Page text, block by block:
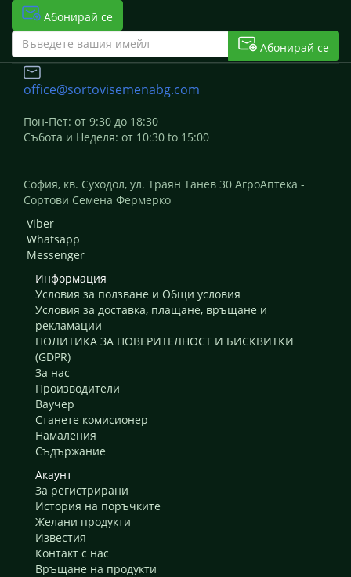
Абонирай се
Абонирай се
office@sortovisemenabg.com
Пон-Пет: от 9:30 до 18:30
Събота и Неделя: от 10:30 to 15:00
София, кв. Суходол, ул. Траян Танев 30 АгроАптека -
Сортови Семена Фермерко
Viber
Whatsapp
Messenger
Информация
Условия за ползване и Общи условия
Условия за доставка, плащане, връщане и
рекламации
ПОЛИТИКА ЗА ПОВЕРИТЕЛНОСТ И БИСКВИТКИ
(GDPR)
За нас
Производители
Ваучер
Станете комисионер
Намаления
Съдържание
Акаунт
За регистрирани
История на поръчките
Желани продукти
Известия
Контакт с нас
Връщане на продукти